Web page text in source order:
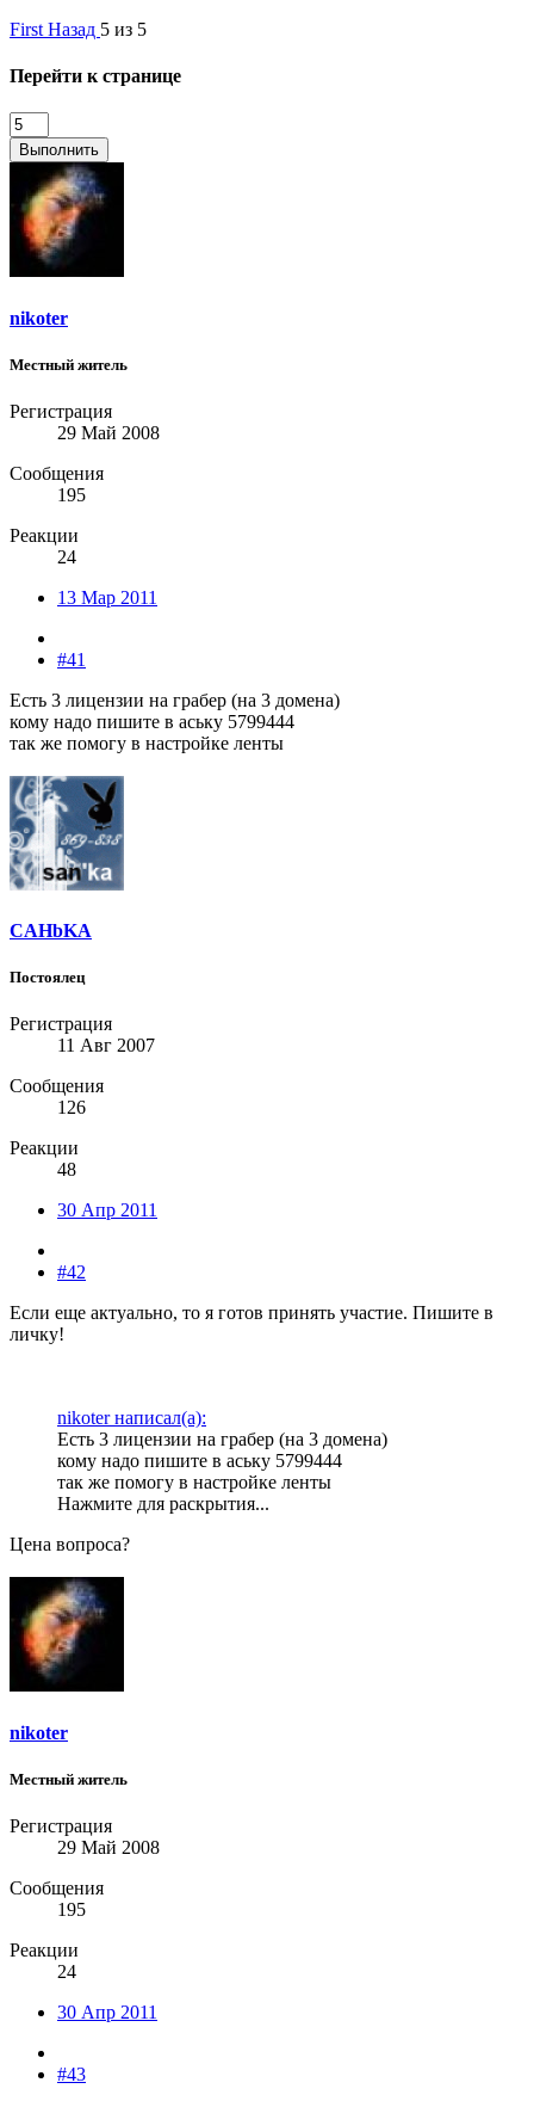
First Назад 5 из 5
Перейти к странице
Выполнить
nikoter
Местный житель
Регистрация
29 Май 2008
Сообщения
195
Реакции
24
13 Мар 2011
#41
Есть 3 лицензии на грабер (на 3 домена)
кому надо пишите в аську 5799444
так же помогу в настройке ленты
CAHbKA
Постоялец
Регистрация
11 Авг 2007
Сообщения
126
Реакции
48
30 Апр 2011
#42
Если еще актуально, то я готов принять участие. Пишите в
личку!
nikoter написал(а):
Есть 3 лицензии на грабер (на 3 домена)
кому надо пишите в аську 5799444
так же помогу в настройке ленты
Нажмите для раскрытия...
Цена вопроса?
nikoter
Местный житель
Регистрация
29 Май 2008
Сообщения
195
Реакции
24
30 Апр 2011
#43